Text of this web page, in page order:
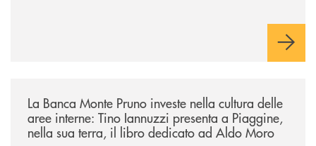
La Banca Monte Pruno investe nella cultura delle
aree interne: Tino Iannuzzi presenta a Piaggine,
nella sua terra, il libro dedicato ad Aldo Moro